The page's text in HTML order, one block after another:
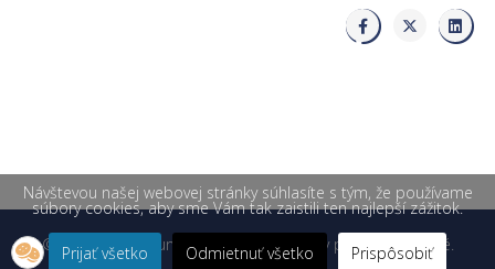
© 2026 Žilinská univerzita v Žiline. Všetky práva vyhradené.
Návštevou našej webovej stránky súhlasíte s tým, že používame
súbory cookies, aby sme Vám tak zaistili ten najlepší zážitok.
Prijať všetko Odmietnuť všetko Prispôsobiť